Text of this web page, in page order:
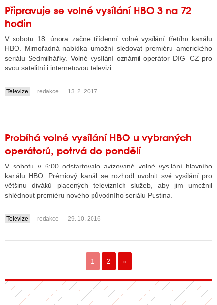
Připravuje se volné vysílání HBO 3 na 72
hodin
V sobotu 18. února začne třídenní volné vysílání třetího kanálu
HBO. Mimořádná nabídka umožní sledovat premiéru amerického
seriálu Sedmilhářky. Volné vysílání oznámil operátor DIGI CZ pro
svou satelitní i internetovou televizi.
....
Televize redakce 13. 2. 2017
Probíhá volné vysílání HBO u vybraných
operátorů, potrvá do pondělí
V sobotu v 6:00 odstartovalo avizované volné vysílání hlavního
kanálu HBO. Prémiový kanál se rozhodl uvolnit své vysílání pro
většinu diváků placených televizních služeb, aby jim umožnil
shlédnout premiéru nového původního seriálu Pustina.
....
Televize redakce 29. 10. 2016
1 2 »